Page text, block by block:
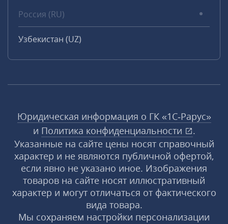
Россия (RU)
Узбекистан (UZ)
Юридическая информация о ГК «1С‑Рарус»
и Политика конфиденциальности
.
Указанные на сайте цены носят справочный
характер и не являются публичной офертой,
если явно не указано иное. Изображения
товаров на сайте носят иллюстративный
характер и могут отличаться от фактического
вида товара.
Мы сохраняем настройки персонализации